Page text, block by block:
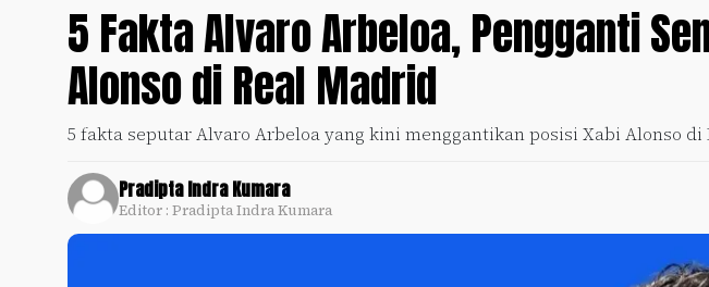
5 Fakta Alvaro Arbeloa, Pengganti
Alonso di Real Madrid
5 fakta seputar Alvaro Arbeloa yang kini menggantikan posisi Xabi Alonso di
Pradipta Indra Kumara
Editor : Pradipta Indra Kumara
Culture +
Sports
Update
+
Indonesia
Pedoman
Pemberitaan
Media
Siber
Disclaimer
Tentang
Kami